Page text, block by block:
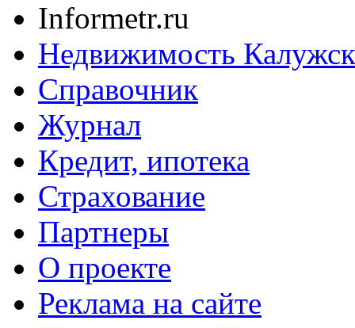
Informetr.ru
Недвижимость
Справочник
Журнал
Кредит, ипотека
Страхование
Партнеры
O проекте
Реклама на сайте